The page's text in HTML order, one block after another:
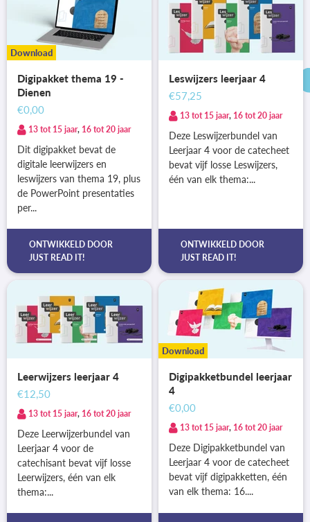
Download
Digipakket thema 19 -
Dienen
€0,00
13 tot 15 jaar, 16 tot 20 jaar
Dit digipakket bevat de
digitale leerwijzers en
leswijzers van thema 19, plus
de PowerPoint presentaties
per...
ONTWIKKELD DOOR
JUST READ IT!
Leswijzers leerjaar 4
€57,25
13 tot 15 jaar, 16 tot 20 jaar
Deze Leswijzerbundel van
Leerjaar 4 voor de catecheet
bevat vijf losse Leswijzers,
één van elk thema:...
ONTWIKKELD DOOR
JUST READ IT!
Leerwijzers leerjaar 4
€12,50
13 tot 15 jaar, 16 tot 20 jaar
Deze Leerwijzerbundel van
Leerjaar 4 voor de
catechisant bevat vijf losse
Leerwijzers, één van elk
thema:...
Download
Digipakketbundel leerjaar
4
€0,00
13 tot 15 jaar, 16 tot 20 jaar
Deze Digipakketbundel van
Leerjaar 4 voor de catecheet
bevat vijf digipakketten, één
van elk thema: 16....